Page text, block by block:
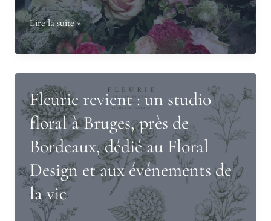
Comment
choisir
les
fleurs
d’un
hommage
aujourd’hui
?
Lire la suite »
Fleurie revient : un studio
floral à Bruges, près de
Bordeaux, dédié au Floral
Design et aux événements de
la vie